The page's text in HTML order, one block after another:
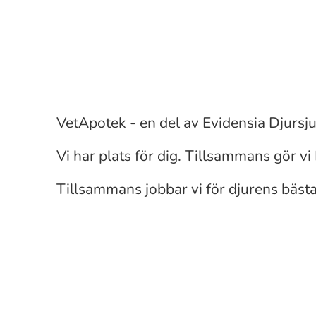
VetApotek - en del av Evidensia
Vi har plats för dig. Tillsammans gör vi
Tillsammans jobbar vi för djurens